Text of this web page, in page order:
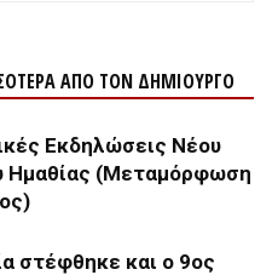
ΑΠΟ ΤΟΝ ΔΗΜΙΟΥΡΓΟ
Εκδηλώσεις Νέου
Ημαθίας (Μεταμόρφωση
στέφθηκε και ο 9ος